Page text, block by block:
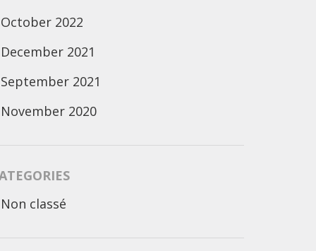
October 2022
December 2021
September 2021
November 2020
Non classé